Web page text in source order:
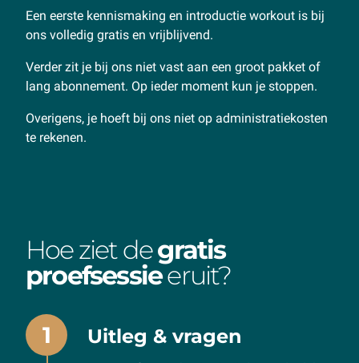
Een eerste kennismaking en introductie workout is bij
ons volledig gratis en vrijblijvend.
Verder zit je bij ons niet vast aan een groot pakket of
lang abonnement. Op ieder moment kun je stoppen.
Overigens, je hoeft bij ons niet op administratiekosten
te rekenen.
Hoe ziet degratis
proefsessieeruit?
1 Uitleg & vragen